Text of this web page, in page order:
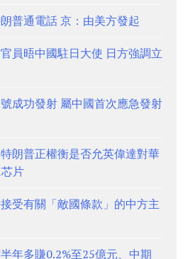
普通電話 京：由美方發起
員晤中國駐日大使 日方強調立
成功發射 屬中國首次應急發射
朗普正權衡是否允英偉達對華
片
受有關「敵國條款」的中方主
年多賺0.2%至25億元、中期